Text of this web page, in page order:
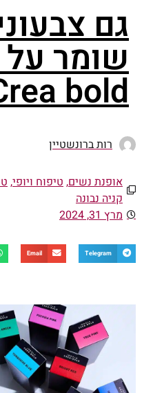
גם
שומר
bold
רות ברונשטיין
אופנת נשים, טיפוח ויופי,
קניה נבונה
מרץ 31, 2024
Telegram
Email